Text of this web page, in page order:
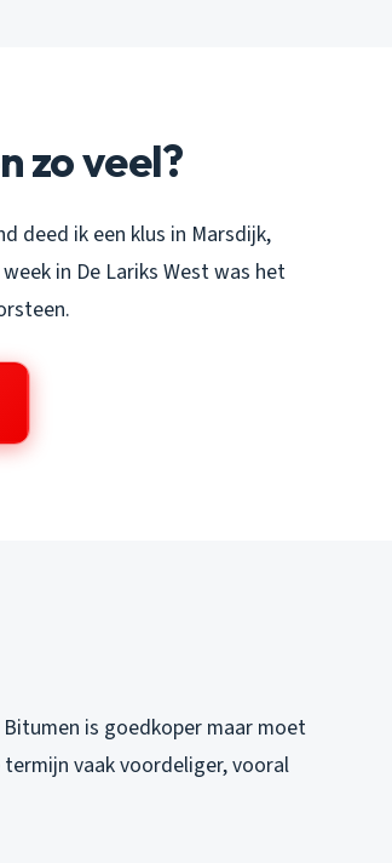
zo veel?
deed ik een klus in Marsdijk,
in De Lariks West was het
is goedkoper maar moet
termijn vaak voordeliger, vooral